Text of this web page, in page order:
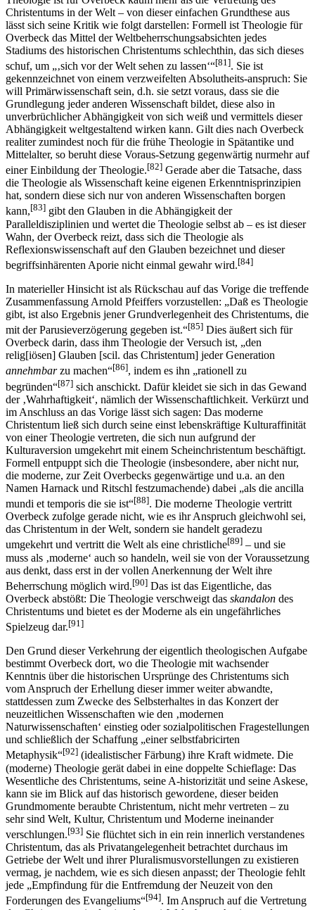
Christentums in der Welt – von dieser einfachen Grundthese aus
lässt sich seine Kritik wie folgt darstellen: Formell ist Theologie für
Overbeck das Mittel der Weltbeherrschungsabsichten jedes
Stadiums des historischen Christentums schlechthin, das sich dieses
schuf, um „‚sich vor der Welt sehen zu lassen‘“[81]. Sie ist
gekennzeichnet von einem verzweifelten Absolutheits-anspruch: Sie
will Primärwissenschaft sein, d.h. sie setzt voraus, dass sie die
Grundlegung jeder anderen Wissenschaft bildet, diese also in
unverbrüchlicher Abhängigkeit von sich weiß und vermittels dieser
Abhängigkeit weltgestaltend wirken kann. Gilt dies nach Overbeck
realiter zumindest noch für die frühe Theologie in Spätantike und
Mittelalter, so beruht diese Voraus-Setzung gegenwärtig nurmehr auf
einer Einbildung der Theologie.[82] Gerade aber die Tatsache, dass
die Theologie als Wissenschaft keine eigenen Erkenntnisprinzipien
hat, sondern diese sich nur von anderen Wissenschaften borgen
kann,[83] gibt den Glauben in die Abhängigkeit der
Paralleldisziplinien und wertet die Theologie selbst ab – es ist dieser
Wahn, der Overbeck reizt, dass sich die Theologie als
Reflexionswissenschaft auf den Glauben bezeichnet und dieser
begriffsinhärenten Aporie nicht einmal gewahr wird.[84]
In materieller Hinsicht ist als Rückschau auf das Vorige die treffende
Zusammenfassung Arnold Pfeiffers vorzustellen: „Daß es Theologie
gibt, ist also Ergebnis jener Grundverlegenheit des Christentums, die
mit der Parusieverzögerung gegeben ist.“[85] Dies äußert sich für
Overbeck darin, dass ihm Theologie der Versuch ist, „den
relig[iösen] Glauben [scil. das Christentum] jeder Generation
annehmbarzu machen“[86], indem es ihn „rationell zu
begründen“[87] sich anschickt. Dafür kleidet sie sich in das Gewand
der ‚Wahrhaftigkeit‘, nämlich der Wissenschaftlichkeit. Verkürzt und
im Anschluss an das Vorige lässt sich sagen: Das moderne
Christentum ließ sich durch seine einst lebenskräftige Kulturaffinität
von einer Theologie vertreten, die sich nun aufgrund der
Kulturaversion umgekehrt mit einem Scheinchristentum beschäftigt.
Formell entpuppt sich die Theologie (insbesondere, aber nicht nur,
die moderne, zur Zeit Overbecks gegenwärtige und u.a. an den
Namen Harnack und Ritschl festzumachende) dabei „als die ancilla
mundi et temporis die sie ist“[88]. Die moderne Theologie vertritt
Overbeck zufolge gerade nicht, wie es ihr Anspruch gleichwohl sei,
das Christentum in der Welt, sondern sie handelt geradezu
umgekehrt und vertritt die Welt als eine christliche[89] – und sie
muss als ‚moderne‘ auch so handeln, weil sie von der Voraussetzung
aus denkt, dass erst in der vollen Anerkennung der Welt ihre
Beherrschung möglich wird.[90] Das ist das Eigentliche, das
Overbeck abstößt: Die Theologie verschweigt das skandalon des
Christentums und bietet es der Moderne als ein ungefährliches
Spielzeug dar.[91]
Den Grund dieser Verkehrung der eigentlich theologischen Aufgabe
bestimmt Overbeck dort, wo die Theologie mit wachsender
Kenntnis über die historischen Ursprünge des Christentums sich
vom Anspruch der Erhellung dieser immer weiter abwandte,
stattdessen zum Zwecke des Selbsterhaltes in das Konzert der
neuzeitlichen Wissenschaften wie den ‚modernen
Naturwissenschaften‘ einstieg oder sozialpolitischen Fragestellungen
und schließlich der Schaffung „einer selbstfabricirten
Metaphysik“[92] (idealistischer Färbung) ihre Kraft widmete. Die
(moderne) Theologie gerät dabei in eine doppelte Schieflage: Das
Wesentliche des Christentums, seine A-historizität und seine Askese,
kann sie im Blick auf das historisch gewordene, dieser beiden
Grundmomente beraubte Christentum, nicht mehr vertreten – zu
sehr sind Welt, Kultur, Christentum und Moderne ineinander
verschlungen.[93] Sie flüchtet sich in ein rein innerlich verstandenes
Christentum, das als Privatangelegenheit betrachtet durchaus im
Getriebe der Welt und ihrer Pluralismusvorstellungen zu existieren
vermag, je nachdem, wie es sich diesen anpasst; der Theologie fehlt
jede „Empfindung für die Entfremdung der Neuzeit von den
Forderungen des Evangeliums“[94]. Im Anspruch auf die Vertretung